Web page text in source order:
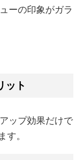
ーの印象がガラ
ット
ップ効果だけで
す。